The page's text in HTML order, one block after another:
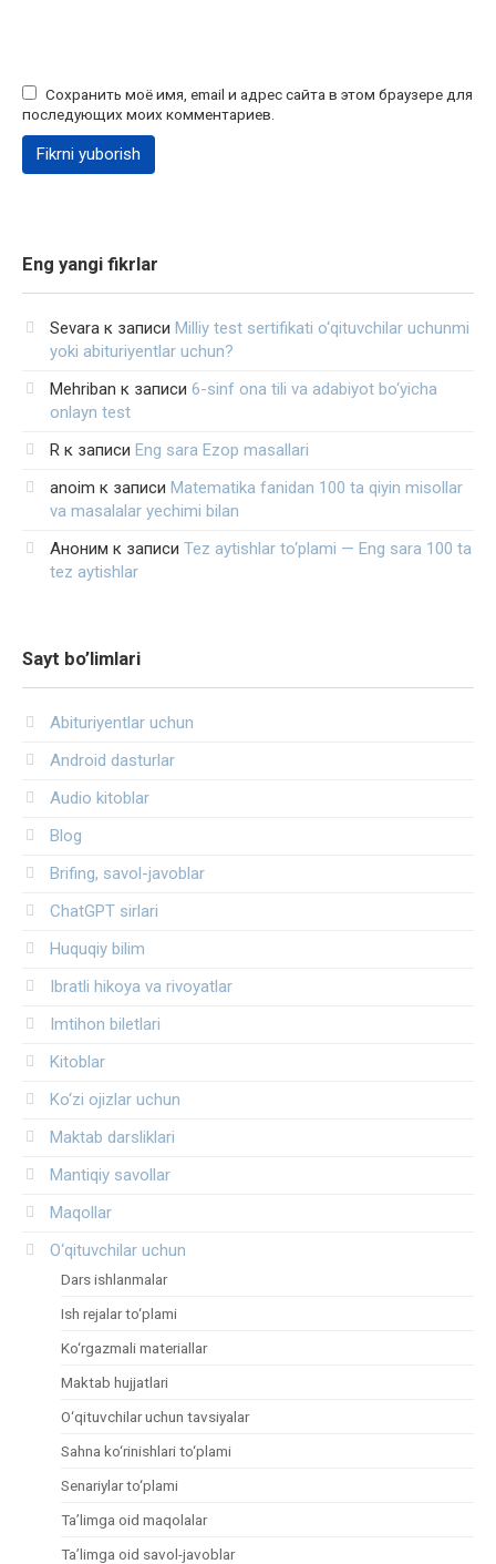
Сохранить моё имя, email и адрес сайта в этом браузере для
последующих моих комментариев.
Eng yangi fikrlar
Sevara к записи Milliy test sertifikati o‘qituvchilar uchunmi
yoki abituriyentlar uchun?
Mehriban к записи 6-sinf ona tili va adabiyot bo‘yicha
onlayn test
R к записи Eng sara Ezop masallari
anoim к записи Matematika fanidan 100 ta qiyin misollar
va masalalar yechimi bilan
Аноним к записи Tez aytishlar to‘plami — Eng sara 100 ta
tez aytishlar
Sayt bo’limlari
Abituriyentlar uchun
Android dasturlar
Audio kitoblar
Blog
Brifing, savol-javoblar
ChatGPT sirlari
Huquqiy bilim
Ibratli hikoya va rivoyatlar
Imtihon biletlari
Kitoblar
Ko‘zi ojizlar uchun
Maktab darsliklari
Mantiqiy savollar
Maqollar
O‘qituvchilar uchun
Dars ishlanmalar
Ish rejalar to‘plami
Ko‘rgazmali materiallar
Maktab hujjatlari
O‘qituvchilar uchun tavsiyalar
Sahna ko‘rinishlari to‘plami
Senariylar to‘plami
Ta’limga oid maqolalar
Ta’limga oid savol-javoblar